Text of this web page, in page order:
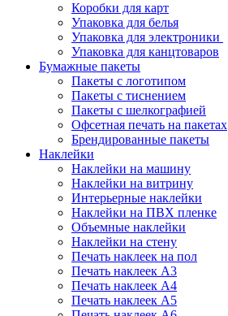
Коробки для карт
Упаковка для белья
Упаковка для электроники
Упаковка для канцтоваров
Бумажные пакеты
Пакеты с логотипом
Пакеты с тиснением
Пакеты с шелкографией
Офсетная печать на пакетах
Брендированные пакеты
Наклейки
Наклейки на машину
Наклейки на витрину
Интерьерные наклейки
Наклейки на ПВХ пленке
Объемные наклейки
Наклейки на стену
Печать наклеек на пол
Печать наклеек А3
Печать наклеек А4
Печать наклеек А5